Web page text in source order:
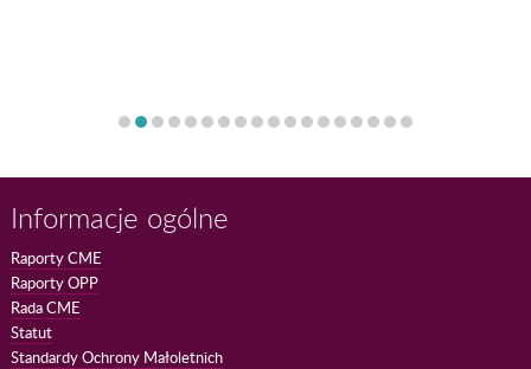
Informacje ogólne
Raporty CME
Raporty OPP
Rada CME
Statut
Standardy Ochrony Małoletnich